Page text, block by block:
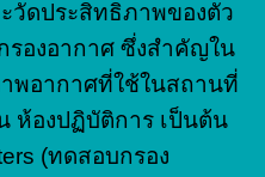
วัดประสิทธิภาพของตัว
รองอากาศ ซึ่งสำคัญใน
พอากาศที่ใช้ในสถานที่
ห้องปฏิบัติการ เป็นต้น
(ทดสอบกรอง